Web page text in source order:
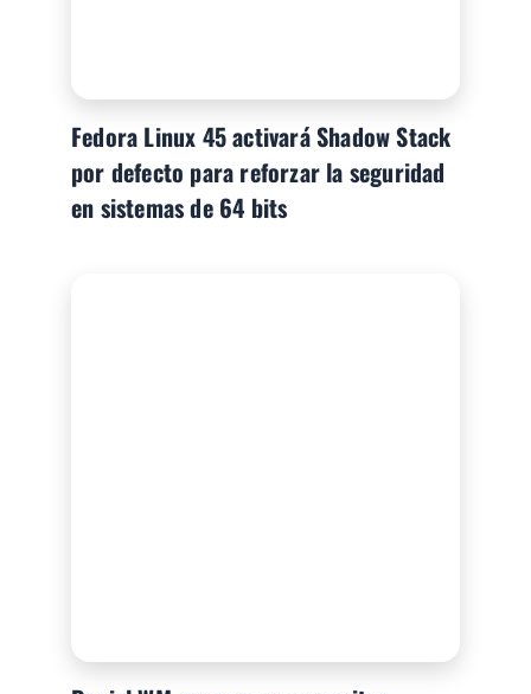
Fedora Linux 45 activará Shadow Stack
por defecto para reforzar la seguridad
en sistemas de 64 bits